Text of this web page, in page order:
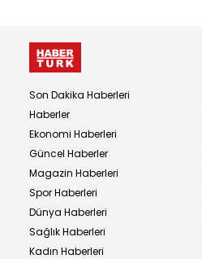
Son Dakika Haberleri
Haberler
Ekonomi Haberleri
Güncel Haberler
Magazin Haberleri
Spor Haberleri
Dünya Haberleri
Sağlık Haberleri
Kadın Haberleri